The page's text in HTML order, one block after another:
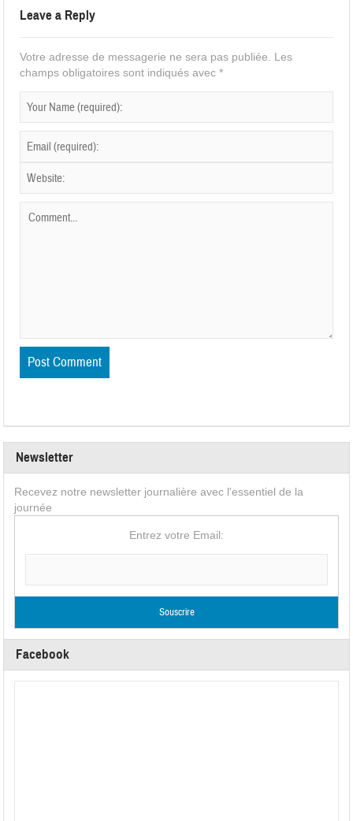
Leave a Reply
Votre adresse de messagerie ne sera pas publiée. Les
champs obligatoires sont indiqués avec*
Newsletter
Recevez notre newsletter journalière avec l'essentiel de la
journée
Entrez votre Email:
Facebook